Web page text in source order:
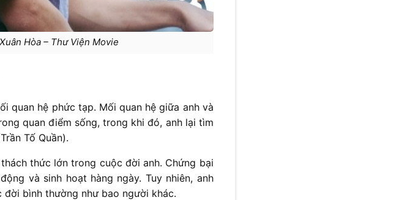
Hòa – Thư Viện Movie
quan hệ phức tạp. Mối quan hệ giữa anh và
quan điểm sống, trong khi đó, anh lại tìm
Tố Quần).
thức lớn trong cuộc đời anh. Chứng bại
và sinh hoạt hàng ngày. Tuy nhiên, anh
bình thường như bao người khác.